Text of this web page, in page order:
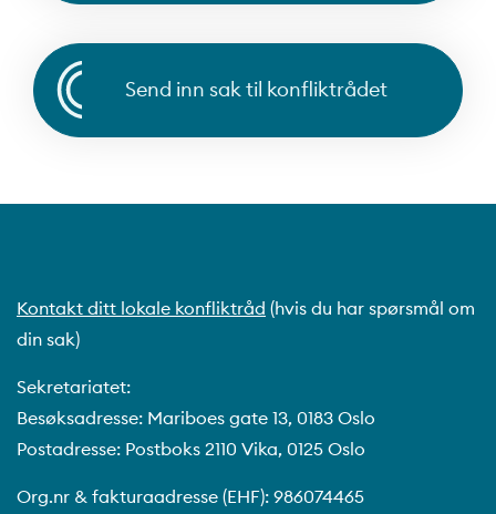
Send inn sak til konfliktrådet
Kontakt ditt lokale konfliktråd (hvis du har spørsmål om
din sak)
Sekretariatet:
Besøksadresse: Mariboes gate 13, 0183 Oslo
Postadresse: Postboks 2110 Vika, 0125 Oslo
Org.nr & fakturaadresse (EHF): 986074465